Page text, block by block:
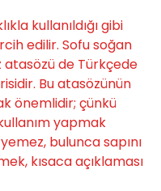
kullanıldığı gibi
edilir. Sofu soğan
atasözü de Türkçede
Bu atasözünün
önemlidir; çünkü
yapmak
bulunca sapını
kısaca açıklaması